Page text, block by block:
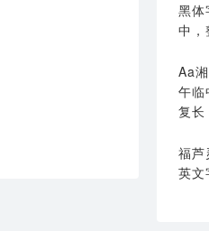
黑体
中，
Aa
午临
复长
福芦
英文